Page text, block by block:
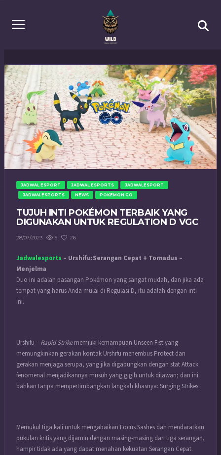
JADWAL ESPORT JADWAL ESPORTS
JADWALESPORT
JADWALESPORTS
NEWS POKEMON GO
TUJUH INTI POKÉMON TERBAIK YANG
DIGUNAKAN UNTUK REGULATION D VGC
28/07/2023 5 26
Jadwalesports – Urshifu:Serangan Cepat + Tornadus –
Menjelma
Duo ini adalah pasangan Pokémon yang sangat mudah, dan jika ada
tempat yang harus Anda mulai di Regulasi D, itu adalah dengan inti
ini.
Urshifu – Rapid Strikememiliki kemampuan Unseen Fist yang
memungkinkan gerakan kontak Urshifu menembus Protect dan
gerakan menjaga serupa, yang jika digabungkan dengan stat Attack
fenomenal menjadikannya musuh yang gigih untuk dilawan; dan ini
bahkan tanpa mempertimbangkan langkah khasnya: Surging Strikes.
Memukul tiga kali untuk mengabaikan Focus Sashes dan mendaratkan
pukulan kritis yang dijamin dengan masing-masing dari tiga serangan,
hampir tidak ada yang dapat menahan kekuatan Serangan Cepat.